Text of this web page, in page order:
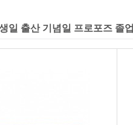
일 출산 기념일 프로포즈 졸업